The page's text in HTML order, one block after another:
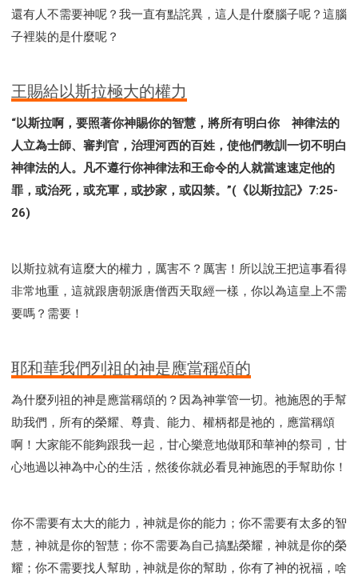
還有人不需要神呢？我一直有點詫異，這人是什麼腦子呢？這腦
子裡裝的是什麼呢？
王賜給以斯拉極大的權力
“以斯拉啊，要照著你神賜你的智慧，將所有明白你 神律法的
人立為士師、審判官，治理河西的百姓，使他們教訓一切不明白
神律法的人。凡不遵行你神律法和王命令的人就當速速定他的
罪，或治死，或充軍，或抄家，或囚禁。”(《以斯拉記》7:25-
26)
以斯拉就有這麼大的權力，厲害不？厲害！所以說王把這事看得
非常地重，這就跟唐朝派唐僧西天取經一樣，你以為這皇上不需
要嗎？需要！
耶和華我們列祖的神是應當稱頌的
為什麼列祖的神是應當稱頌的？因為神掌管一切。祂施恩的手幫
助我們，所有的榮耀、尊貴、能力、權柄都是祂的，應當稱頌
啊！大家能不能夠跟我一起，甘心樂意地做耶和華神的祭司，甘
心地過以神為中心的生活，然後你就必看見神施恩的手幫助你！
你不需要有太大的能力，神就是你的能力；你不需要有太多的智
慧，神就是你的智慧；你不需要為自己搞點榮耀，神就是你的榮
耀；你不需要找人幫助，神就是你的幫助，你有了神的祝福，啥